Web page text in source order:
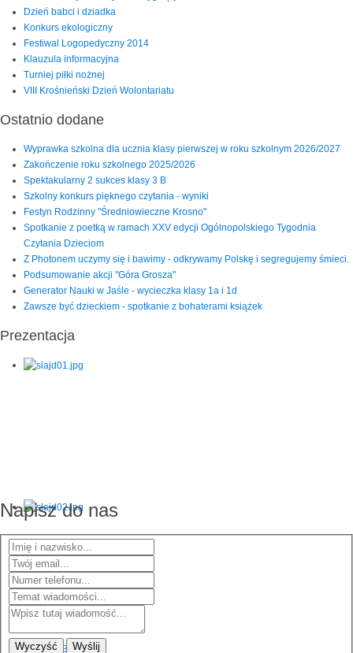
Dzień babci i dziadka
Konkurs ekologiczny
Festiwal Logopedyczny 2014
Klauzula informacyjna
Turniej piłki nożnej
VIII Krośnieński Dzień Wolontariatu
Ostatnio dodane
Wyprawka szkolna dla ucznia klasy pierwszej w roku szkolnym 2026/2027
Zakończenie roku szkolnego 2025/2026
Spektakularny 2 sukces klasy 3 B
Szkolny konkurs pięknego czytania - wyniki
Festyn Rodzinny "Średniowieczne Krosno"
Spotkanie z poetką w ramach XXV edycji Ogólnopolskiego Tygodnia
Czytania Dzieciom
Z Photonem uczymy się i bawimy - odkrywamy Polskę i segregujemy śmieci.
Podsumowanie akcji "Góra Grosza"
Generator Nauki w Jaśle - wycieczka klasy 1a i 1d
Zawsze być dzieckiem - spotkanie z bohaterami książek
Prezentacja
Napisz do nas
Wyczyść Wyślij